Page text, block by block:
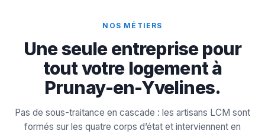
NOS MÉTIERS
Une seule entreprise pour
tout votre logement à
Prunay-en-Yvelines.
Pas de sous-traitance en cascade : les artisans LCM sont
formés sur les quatre corps d’état et interviennent en